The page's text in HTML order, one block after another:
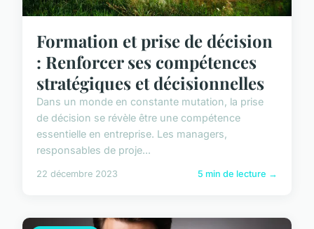
Formation et prise de décision
: Renforcer ses compétences
stratégiques et décisionnelles
Dans un monde en constante mutation, la prise
de décision se révèle être une compétence
essentielle en entreprise. Les managers,
responsables de proje...
22 décembre 2023 5 min de lecture →